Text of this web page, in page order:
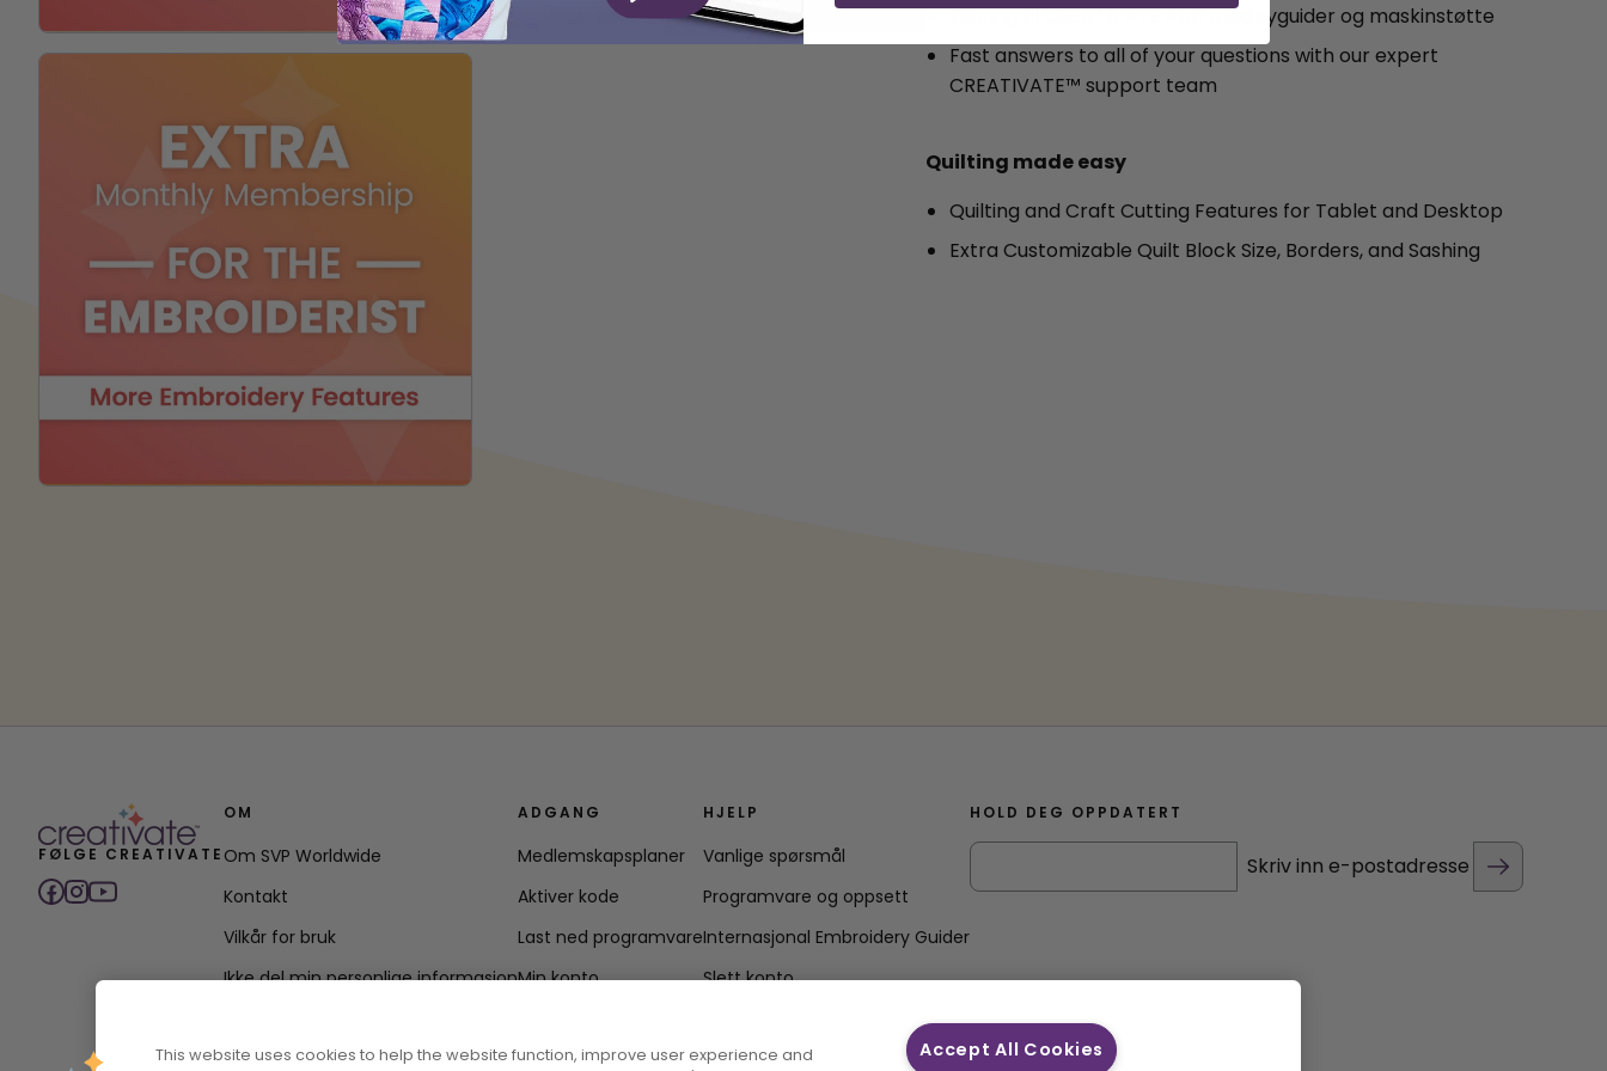
Tilgang til CREATIVATE App med syguider og maskinstøtte
Fast answers to all of your questions with our expert
CREATIVATE™ support team
Quilting made easy
Quilting and Craft Cutting Features for Tablet and Desktop
Extra Customizable Quilt Block Size, Borders, and Sashing
FØLGE CREATIVATE
OM
Om SVP Worldwide
Kontakt
Vilkår for bruk
Ikke del min personlige informasjon
Tilgjengelighetspolicyerklæring
ADGANG
Medlemskapsplaner
Aktiver kode
Last ned programvare
Min konto
HJELP
Vanlige spørsmål
Programvare og oppsett
Internasjonal Embroidery Guider
Slett konto
HOLD DEG OPPDATERT
Skriv inn e-postadresse
This website uses cookies to help the website function, improve user experience and
Accept All Cookies